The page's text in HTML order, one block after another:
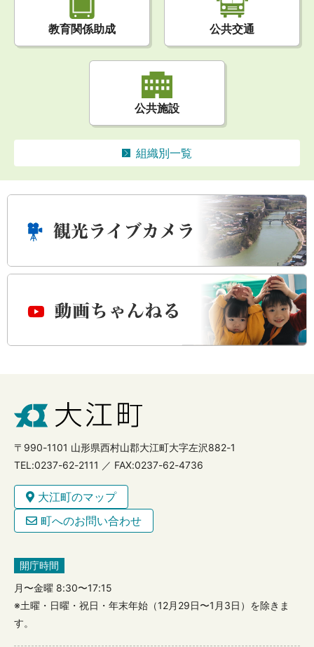
教育関係助成 公共交通
公共施設
組織別一覧
〒990-1101 山形県西村山郡大江町大字左沢882-1
TEL:0237-62-2111 ／ FAX:0237-62-4736
大江町のマップ
町へのお問い合わせ
開庁時間
月〜金曜 8:30〜17:15
※土曜・日曜・祝日・年末年始（12月29日〜1月3日）を除きま
す。